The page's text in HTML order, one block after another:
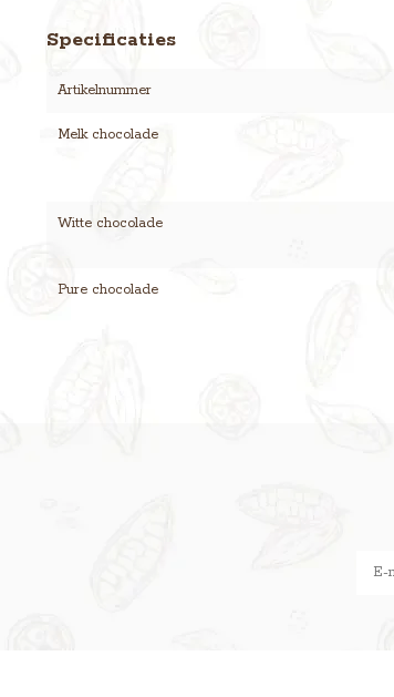
Specificaties
Artikelnummer
Melk chocolade
Witte chocolade
Pure chocolade